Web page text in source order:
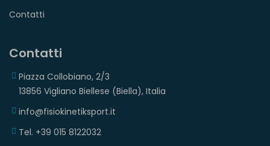
Contatti
Contatti
Piazza Collobiano, 2/3
13856 Vigliano Biellese (Biella), Italia
info@fisiokinetiksport.it
Tel. +39 015 8122032